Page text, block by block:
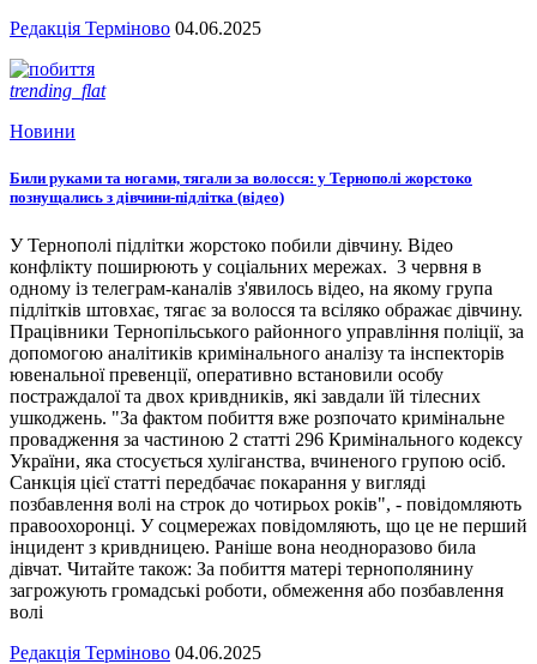
Редакція Терміново 04.06.2025
trending_flat
Новини
Били руками та ногами, тягали за волосся: у Тернополі жорстоко
познущались з дівчини-підлітка (відео)
У Тернополі підлітки жорстоко побили дівчину. Відео
конфлікту поширюють у соціальних мережах. 3 червня в
одному із телеграм-каналів з'явилось відео, на якому група
підлітків штовхає, тягає за волосся та всіляко ображає дівчину.
Працівники Тернопільського районного управління поліції, за
допомогою аналітиків кримінального аналізу та інспекторів
ювенальної превенції, оперативно встановили особу
постраждалої та двох кривдників, які завдали їй тілесних
ушкоджень. "За фактом побиття вже розпочато кримінальне
провадження за частиною 2 статті 296 Кримінального кодексу
України, яка стосується хуліганства, вчиненого групою осіб.
Санкція цієї статті передбачає покарання у вигляді
позбавлення волі на строк до чотирьох років", - повідомляють
правоохоронці. У соцмережах повідомляють, що це не перший
інцидент з кривдницею. Раніше вона неодноразово била
дівчат. Читайте також: За побиття матері тернополянину
загрожують громадські роботи, обмеження або позбавлення
волі
Редакція Терміново 04.06.2025